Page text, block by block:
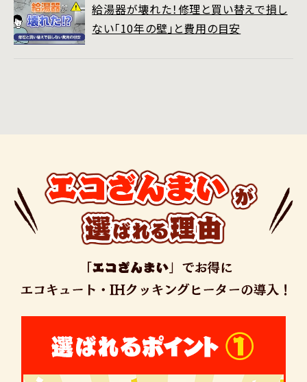
給湯器が壊れた！修理と買い替えで損し
ない「10年の壁」と費用の目安